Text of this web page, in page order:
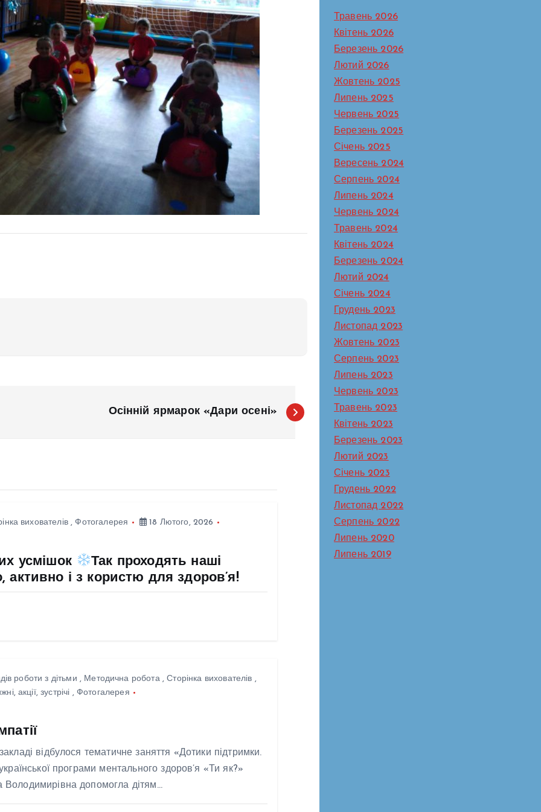
Осінній ярмарок «Дари осені»
вихователів,Фотогалерея
18 Лютого, 2026
усмішок
Так проходять наші
активно і з користю для здоров’я!
роботи з дітьми , Методична робота,Сторінка вихователів ,
акції, зустрічі , Фотогалерея
відбулося тематичне заняття «Дотики підтримки.
програми ментального здоров’я «Ти як?»
Володимирівна допомогла дітям…
Травень 2026
Квітень 2026
Березень 2026
Лютий 2026
Жовтень 2025
Липень 2025
Червень 2025
Березень 2025
Січень 2025
Вересень 2024
Серпень 2024
Липень 2024
Червень 2024
Травень 2024
Квітень 2024
Березень 2024
Лютий 2024
Січень 2024
Грудень 2023
Листопад 2023
Жовтень 2023
Серпень 2023
Липень 2023
Червень 2023
Травень 2023
Квітень 2023
Березень 2023
Лютий 2023
Січень 2023
Грудень 2022
Листопад 2022
Серпень 2022
Липень 2020
Липень 2019
про
Його
турботи
донести
істину:
з